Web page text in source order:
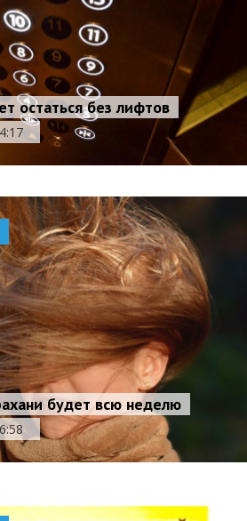
остаться без лифтов
будет всю неделю